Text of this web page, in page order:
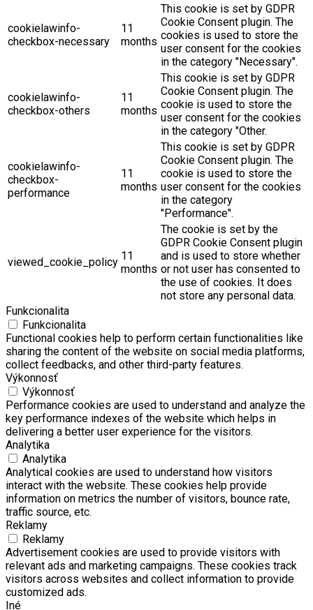
cookielawinfo-
checkbox-necessary
11
months
This cookie is set by GDPR
Cookie Consent plugin. The
cookies is used to store the
user consent for the cookies
in the category "Necessary".
cookielawinfo-
checkbox-others
11
months
This cookie is set by GDPR
Cookie Consent plugin. The
cookie is used to store the
user consent for the cookies
in the category "Other.
cookielawinfo-
checkbox-
performance
11
months
This cookie is set by GDPR
Cookie Consent plugin. The
cookie is used to store the
user consent for the cookies
in the category
"Performance".
viewed_cookie_policy 11
months
The cookie is set by the
GDPR Cookie Consent plugin
and is used to store whether
or not user has consented to
the use of cookies. It does
not store any personal data.
Funkcionalita
Funkcionalita
Functional cookies help to perform certain functionalities like
sharing the content of the website on social media platforms,
collect feedbacks, and other third-party features.
Výkonnosť
Výkonnosť
Performance cookies are used to understand and analyze the
key performance indexes of the website which helps in
delivering a better user experience for the visitors.
Analytika
Analytika
Analytical cookies are used to understand how visitors
interact with the website. These cookies help provide
information on metrics the number of visitors, bounce rate,
traffic source, etc.
Reklamy
Reklamy
Advertisement cookies are used to provide visitors with
relevant ads and marketing campaigns. These cookies track
visitors across websites and collect information to provide
customized ads.
Iné